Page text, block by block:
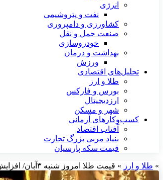
انرژی
نفت و پتروشیمی
کشاورزی و دامپروری
صنعت حمل و نقل
خودروسازی
بهداشت و درمان
ورزش
تحلیل‌های اقتصادی
طلا و ارز
بورس و فارکس
ارزدیجیتال
شهر و مسکن
کسب‌وکارهای آرمانی
آفتاب اقتصاد
بنیاد مربی بزرگ تجارت
قیمت سکه پارسیان
» طلا و ارز » قیمت طلا امروز شنبه ۳آبان/ افزایش قیمت + جدول